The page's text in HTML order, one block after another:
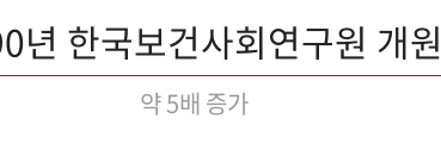
년 한국보건사회연구원 개원
약 5배 증가